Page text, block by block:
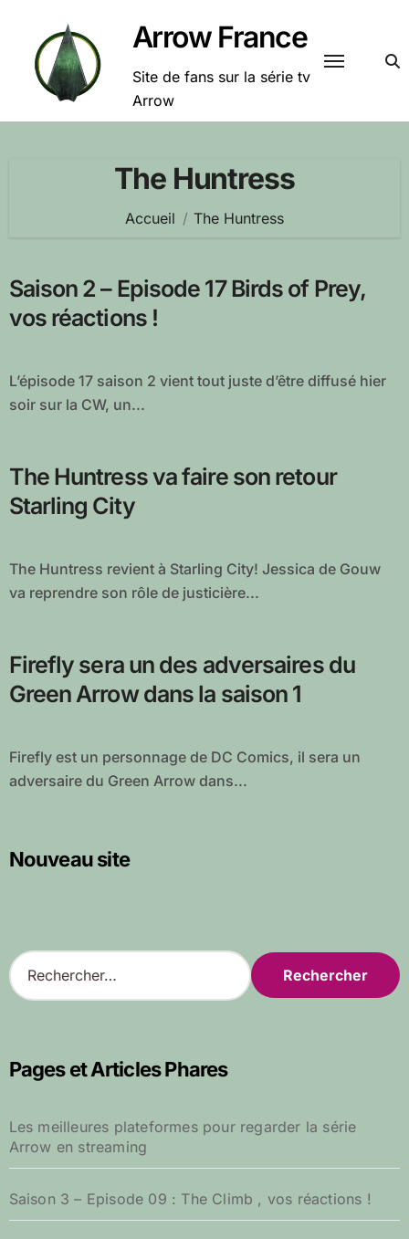
contenu
Arrow France
Site de fans sur la série tv
Arrow
The Huntress
Accueil The Huntress
Saison 2 – Episode 17 Birds of Prey,
vos réactions !
L’épisode 17 saison 2 vient tout juste d’être diffusé hier
soir sur la CW, un...
The Huntress va faire son retour
Starling City
The Huntress revient à Starling City! Jessica de Gouw
va reprendre son rôle de justicière...
Firefly sera un des adversaires du
Green Arrow dans la saison 1
Firefly est un personnage de DC Comics, il sera un
adversaire du Green Arrow dans...
Nouveau site
R
e
c
r
c
e
r
Pages et Articles Phares
Les meilleures plateformes pour regarder la série
Arrow en streaming
Saison 3 – Episode 09 : The Climb , vos réactions !